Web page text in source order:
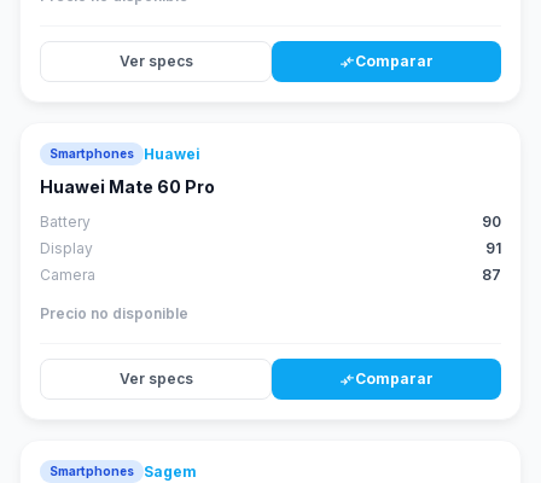
Ver specs compare_arrowsComparar
Smartphones Huawei
Huawei Mate 60 Pro
Battery
90
Display
91
Camera
87
Precio no disponible
Ver specs compare_arrowsComparar
Smartphones Sagem